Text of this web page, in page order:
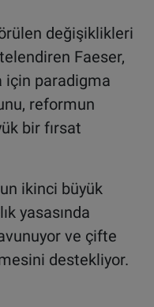
değişiklikleri
Faeser,
için paradigma
reformun
bir fırsat
ikinci büyük
yasasında
ve çifte
destekliyor.